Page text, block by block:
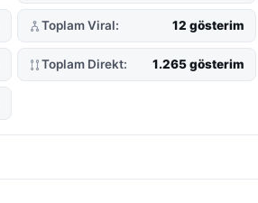
Toplam Viral: 12 gösterim
Toplam Direkt: 1.265 gösterim